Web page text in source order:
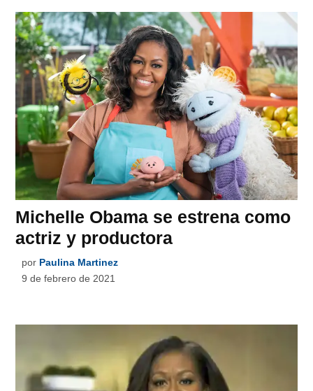
Michelle Obama se estrena como
actriz y productora
por Paulina Martinez
9 de febrero de 2021